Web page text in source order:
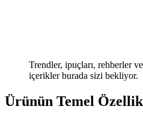
Trendler, ipuçları, rehberler
içerikler burada sizi bekliyor.
Ürünün Temel